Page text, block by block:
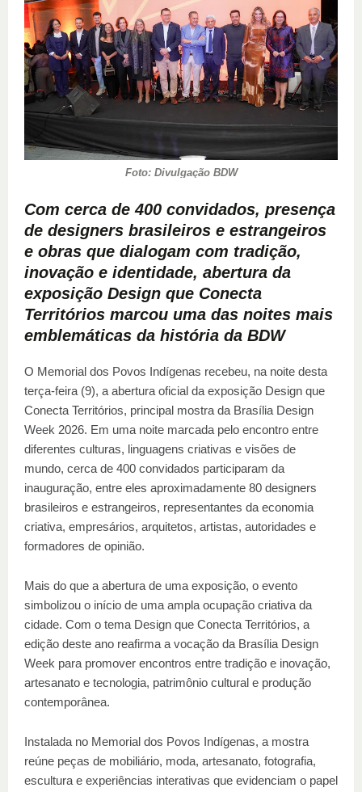
Foto: Divulgação BDW
Com cerca de 400 convidados, presença
de designers brasileiros e estrangeiros
e obras que dialogam com tradição,
inovação e identidade, abertura da
exposição Design que Conecta
Territórios marcou uma das noites mais
emblemáticas da história da BDW
O Memorial dos Povos Indígenas recebeu, na noite desta
terça-feira (9), a abertura oficial da exposição Design que
Conecta Territórios, principal mostra da Brasília Design
Week 2026. Em uma noite marcada pelo encontro entre
diferentes culturas, linguagens criativas e visões de
mundo, cerca de 400 convidados participaram da
inauguração, entre eles aproximadamente 80 designers
brasileiros e estrangeiros, representantes da economia
criativa, empresários, arquitetos, artistas, autoridades e
formadores de opinião.
Mais do que a abertura de uma exposição, o evento
simbolizou o início de uma ampla ocupação criativa da
cidade. Com o tema Design que Conecta Territórios, a
edição deste ano reafirma a vocação da Brasília Design
Week para promover encontros entre tradição e inovação,
artesanato e tecnologia, patrimônio cultural e produção
contemporânea.
Instalada no Memorial dos Povos Indígenas, a mostra
reúne peças de mobiliário, moda, artesanato, fotografia,
escultura e experiências interativas que evidenciam o papel